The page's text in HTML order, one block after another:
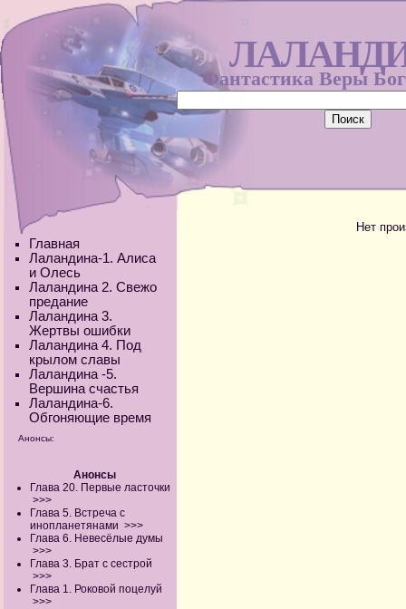
Фантастика Веры
Главная
Лаландина-1. Алиса
и Олесь
Лаландина 2. Свежо
предание
Лаландина 3.
Жертвы ошибки
Лаландина 4. Под
крылом славы
Лаландина -5.
Вершина счастья
Лаландина-6.
Обгоняющие время
Анонсы:
Анонсы
Глава 20. Первые ласточки
>>>
Глава 5. Встреча с
инопланетянами >>>
Глава 6. Невесёлые думы
>>>
Глава 3. Брат с сестрой
>>>
Глава 1. Роковой поцелуй
>>>
Нет